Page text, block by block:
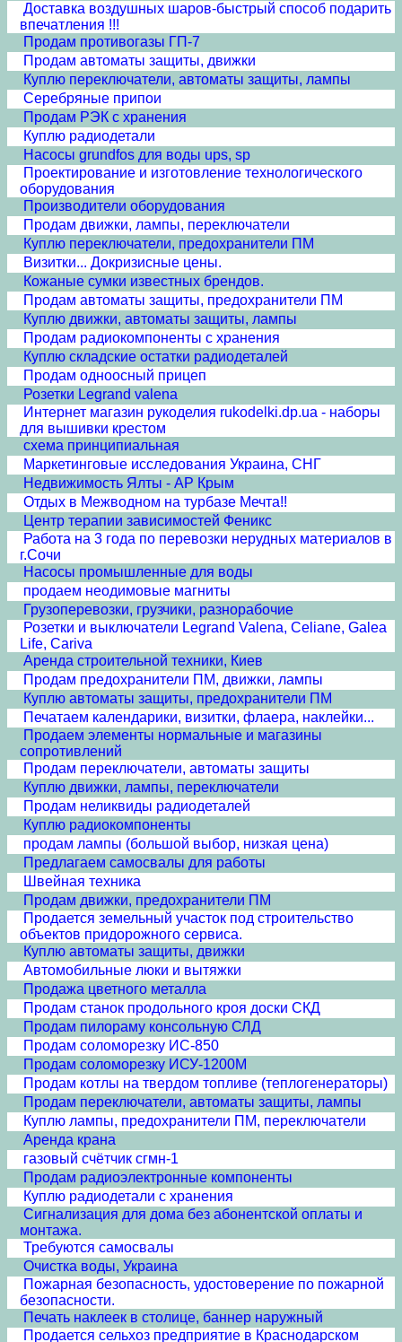
Доставка воздушных шаров-быстрый способ подарить
впечатления !!!
Продам противогазы ГП-7
Продам автоматы защиты, движки
Куплю переключатели, автоматы защиты, лампы
Серебряные припои
Продам РЭК с хранения
Куплю радиодетали
Насосы grundfos для воды ups, sp
Проектирование и изготовление технологического
оборудования
Производители оборудования
Продам движки, лампы, переключатели
Куплю переключатели, предохранители ПМ
Визитки... Докризисные цены.
Кожаные сумки известных брендов.
Продам автоматы защиты, предохранители ПМ
Куплю движки, автоматы защиты, лампы
Продам радиокомпоненты с хранения
Куплю складские остатки радиодеталей
Продам одноосный прицеп
Розетки Legrand valena
Интернет магазин рукоделия rukodelki.dp.ua - наборы
для вышивки крестом
схема принципиальная
Маркетинговые исследования Украина, СНГ
Недвижимость Ялты - АР Крым
Отдых в Межводном на турбазе Мечта!!
Центр терапии зависимостей Феникс
Работа на 3 года по перевозки нерудных материалов в
г.Сочи
Насосы промышленные для воды
продаем неодимовые магниты
Грузоперевозки, грузчики, разнорабочие
Розетки и выключатели Legrand Valena, Celiane, Galea
Life, Cariva
Аренда строительной техники, Киев
Продам предохранители ПМ, движки, лампы
Куплю автоматы защиты, предохранители ПМ
Печатаем календарики, визитки, флаера, наклейки...
Продаем элементы нормальные и магазины
сопротивлений
Продам переключатели, автоматы защиты
Куплю движки, лампы, переключатели
Продам неликвиды радиодеталей
Куплю радиокомпоненты
продам лампы (большой выбор, низкая цена)
Предлагаем самосвалы для работы
Швейная техника
Продам движки, предохранители ПМ
Продается земельный участок под строительство
объектов придорожного сервиса.
Куплю автоматы защиты, движки
Автомобильные люки и вытяжки
Продажа цветного металла
Продам станок продольного кроя доски СКД
Продам пилораму консольную СЛД
Продам соломорезку ИС-850
Продам соломорезку ИСУ-1200М
Продам котлы на твердом топливе (теплогенераторы)
Продам переключатели, автоматы защиты, лампы
Куплю лампы, предохранители ПМ, переключатели
Аренда крана
газовый счётчик сгмн-1
Продам радиоэлектронные компоненты
Куплю радиодетали с хранения
Сигнализация для дома без абонентской оплаты и
монтажа.
Требуются самосвалы
Очистка воды, Украина
Пожарная безопасность, удостоверение по пожарной
безопасности.
Печать наклеек в столице, баннер наружный
Продается сельхоз предприятие в Краснодарском